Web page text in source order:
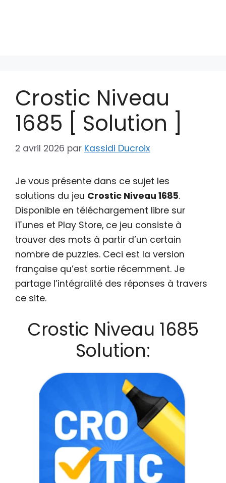
Crostic Niveau
1685 [ Solution ]
2 avril 2026 par Kassidi Ducroix
Je vous présente dans ce sujet les
solutions du jeu Crostic Niveau 1685.
Disponible en téléchargement libre sur
iTunes et Play Store, ce jeu consiste à
trouver des mots à partir d’un certain
nombre de puzzles. Ceci est la version
française qu’est sortie récemment. Je
partage l’intégralité des réponses à travers
ce site.
Crostic Niveau 1685
Solution: